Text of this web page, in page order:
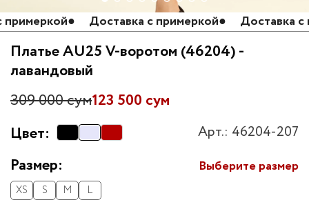
● Доставка с примеркой● Доставка с
Платье AU25 V-воротом (46204) -
лавандовый
123 500 сум
309 000 сум
Цвет:
Арт.: 46204-207
Размер:
XS S M
L
Выберите размер